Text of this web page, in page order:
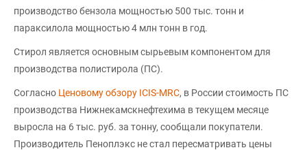
производство бензола мощностью 500 тыс. тонн и
параксилола мощностью 4 млн тонн в год.
Стирол является основным сырьевым компонентом для
производства полистирола (ПС).
Согласно Ценовому обзору ICIS-MRC, в России стоимость ПС
производства Нижнекамскнефтехима в текущем месяце
выросла на 6 тыс. руб. за тонну, сообщали покупатели.
Производитель Пеноплэкс не стал пересматривать цены